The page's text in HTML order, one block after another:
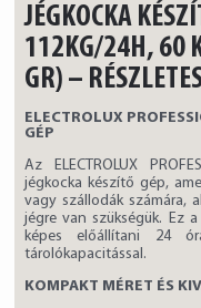
JÉGKOCKA
112KG/24H, 60
GR) –
ELECTROLUX
GÉP
Az ELECTROLUX
jégkocka készítő gép,
vagy szállodák számára,
jégre van szükségük. Ez
képes előállítani 24
tárolókapacitással.
KOMPAKT MÉRET ÉS